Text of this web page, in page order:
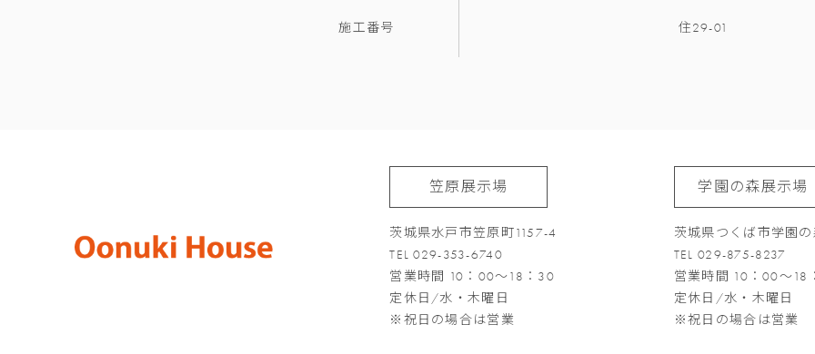
施工番号 住29-01
笠原展示場
茨城県水戸市笠原町1157-4
TEL 029-353-6740
営業時間 10：00～18：30
定休日/水・木曜日
※祝日の場合は営業
学園の森展示場
茨城県つくば市学園
TEL 029-875-8237
営業時間 10：00～18
定休日/水・木曜日
※祝日の場合は営業